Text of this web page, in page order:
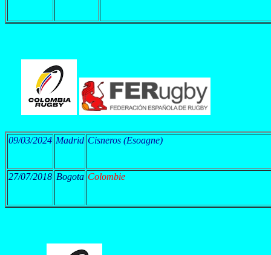
09/03/2024 Madrid Cisneros (Esoagne)
27/07/2018 Bogota Colombie